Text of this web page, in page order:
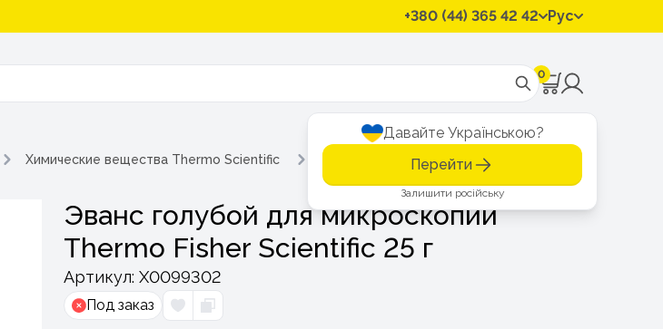
+380 (44) 365 42 42 Рус
0
Давайте Українською?
Перейти
Залишити російську
Химические вещества Thermo Scientific Эванс голубой для микроскопии Thermo Fisher
Эванс голубой для микроскопии
Thermo Fisher Scientific 25 г
Артикул: Х0099302
Под заказ